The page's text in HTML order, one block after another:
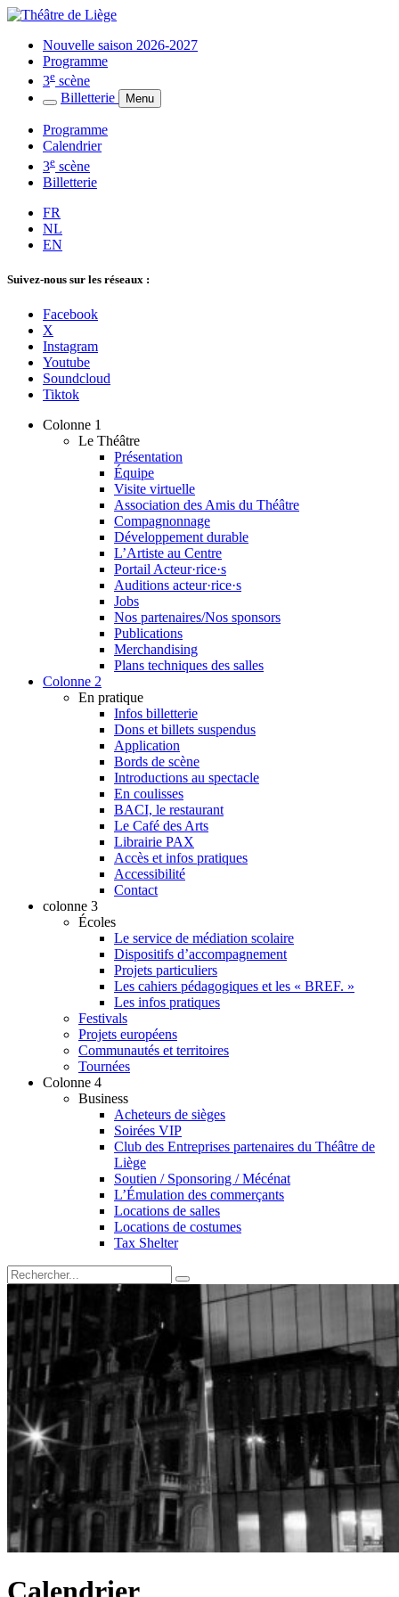
Nouvelle saison 2026-2027
Programme
3e scène
Billetterie
Menu
Programme
Calendrier
3e scène
Billetterie
FR
NL
EN
Suivez-nous sur les réseaux :
Facebook
X
Instagram
Youtube
Soundcloud
Tiktok
Colonne 1
Le Théâtre
Présentation
Équipe
Visite virtuelle
Association des Amis du Théâtre
Compagnonnage
Développement durable
L’Artiste au Centre
Portail Acteur·rice·s
Auditions acteur·rice·s
Jobs
Nos partenaires/Nos sponsors
Publications
Merchandising
Plans techniques des salles
Colonne 2
En pratique
Infos billetterie
Dons et billets suspendus
Application
Bords de scène
Introductions au spectacle
En coulisses
BACI, le restaurant
Le Café des Arts
Librairie PAX
Accès et infos pratiques
Accessibilité
Contact
colonne 3
Écoles
Le service de médiation scolaire
Dispositifs d’accompagnement
Projets particuliers
Les cahiers pédagogiques et les « BREF. »
Les infos pratiques
Festivals
Projets européens
Communautés et territoires
Tournées
Colonne 4
Business
Acheteurs de sièges
Soirées VIP
Club des Entreprises partenaires du Théâtre de
Liège
Soutien / Sponsoring / Mécénat
L’Émulation des commerçants
Locations de salles
Locations de costumes
Tax Shelter